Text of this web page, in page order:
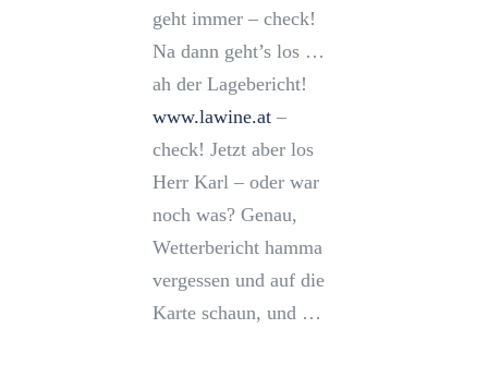
geht immer – check!
Na dann geht’s los …
ah der Lagebericht!
www.lawine.at–
check! Jetzt aber los
Herr Karl – oder war
noch was? Genau,
Wetterbericht hamma
vergessen und auf die
Karte schaun, und …